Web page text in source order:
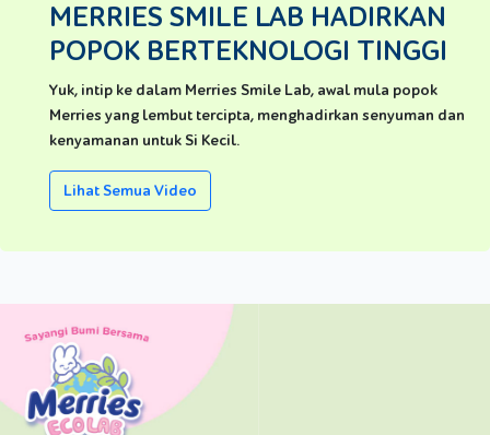
MERRIES SMILE LAB HADIRKAN
POPOK BERTEKNOLOGI TINGGI
Yuk, intip ke dalam Merries Smile Lab, awal mula popok
Merries yang lembut tercipta, menghadirkan senyuman dan
kenyamanan untuk Si Kecil.
Lihat Semua Video